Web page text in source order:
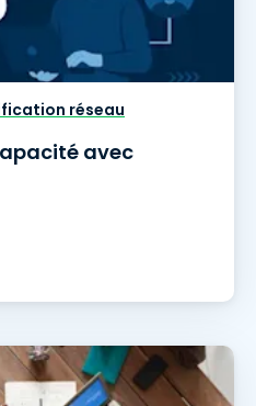
réseau
avec